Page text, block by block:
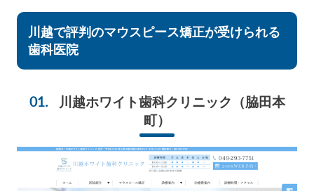
川越で評判のマウスピース矯正が受けられる
歯科医院
川越ホワイト歯科クリニック （脇田本
町）